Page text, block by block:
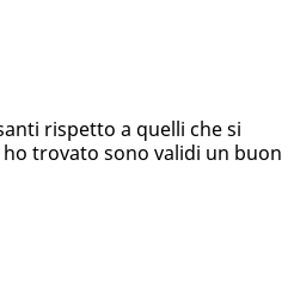
rispetto a quelli che si
trovato sono validi un buon